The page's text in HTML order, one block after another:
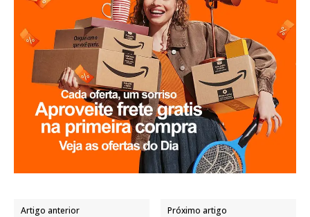
Artigo anterior Próximo artigo